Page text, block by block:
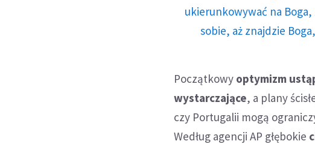
ukierunkowywać na
sobie, aż znajdzie
Początkowy optymizm
wystarczające, a plany
czy Portugalii mogą
Według agencji AP głębokie